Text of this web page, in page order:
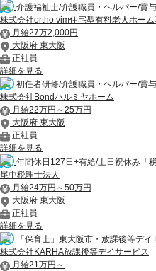
介護福祉士/介護職員・ヘルパー/賞
株式会社ortho vim住宅型有料老人ホー
月給27万2,000円
大阪府 東大阪
正社員
詳細を見る
初任者研修/介護職員・ヘルパー/賞
株式会社Bondハルミヤホーム
月給22万円～25万円
大阪府 東大阪
正社員
詳細を見る
年間休日127日+有給/土日祝休み「
尾中税理士法人
月給24万円～50万円
大阪府 東大阪
正社員
詳細を見る
「保育士」東大阪市・放課後等デイ
株式会社KARHA放課後等デイサービス
月給21万円～